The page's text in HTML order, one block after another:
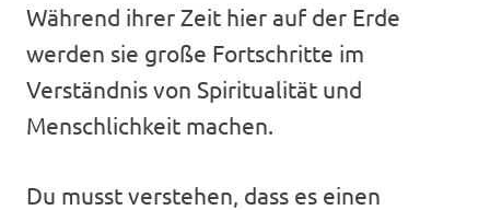
Während ihrer Zeit hier auf der Erde
werden sie große Fortschritte im
Verständnis von Spiritualität und
Menschlichkeit machen.
Du musst verstehen, dass es einen